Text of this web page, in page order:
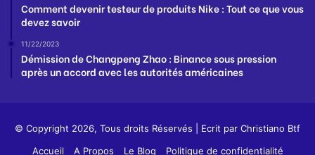
Comment devenir testeur de produits Nike : Tout ce que vous
devez savoir
11/22/2023
Démission de Changpeng Zhao : Binance sous pression
après un accord avec les autorités américaines
© Copyright 2026, Tous droits Réservés | Ecrit par Christiano Btf
Accueil
A Propos Le Blog Politique de confidentialité